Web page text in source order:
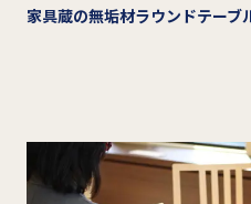
家具蔵の無垢材ラウンドテーブ